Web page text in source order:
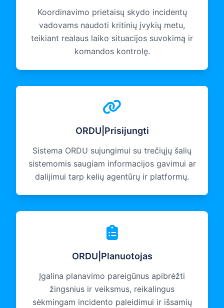
Koordinavimo prietaisų skydo incidentų
vadovams naudoti kritinių įvykių metu,
teikiant realaus laiko situacijos suvokimą ir
komandos kontrolę.
ORDU|Prisijungti
Sistema ORDU sujungimui su trečiųjų šalių
sistemomis saugiam informacijos gavimui ar
dalijimui tarp kelių agentūrų ir platformų.
ORDU|Planuotojas
Įgalina planavimo pareigūnus apibrėžti
žingsnius ir veiksmus, reikalingus
sėkmingam incidento paleidimui ir išsamių